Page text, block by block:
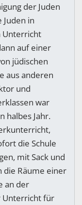
der Juden
Juden in
Unterricht
auf einer
jüdischen
aus anderen
und
war
halbes Jahr.
die Schule
mit Sack und
die Räume einer
an der
Unterricht für